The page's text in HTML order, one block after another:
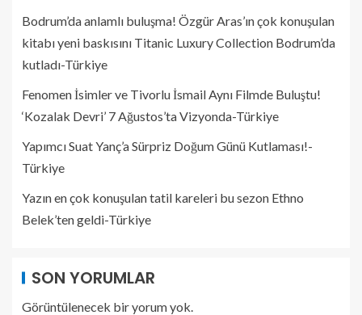
Bodrum’da anlamlı buluşma! Özgür Aras’ın çok konuşulan
kitabı yeni baskısını Titanic Luxury Collection Bodrum’da
kutladı-Türkiye
Fenomen İsimler ve Tivorlu İsmail Aynı Filmde Buluştu!
‘Kozalak Devri’ 7 Ağustos’ta Vizyonda-Türkiye
Yapımcı Suat Yanç’a Sürpriz Doğum Günü Kutlaması!-
Türkiye
Yazın en çok konuşulan tatil kareleri bu sezon Ethno
Belek’ten geldi-Türkiye
SON YORUMLAR
Görüntülenecek bir yorum yok.